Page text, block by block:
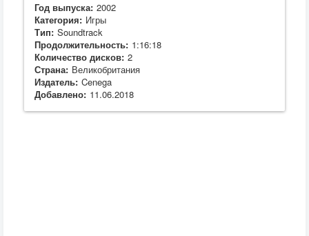
Год выпуска: 2002
Категория: Игры
Тип: Soundtrack
Продолжительность: 1:16:18
Количество дисков: 2
Страна: Великобритания
Издатель: Cenega
Добавлено: 11.06.2018